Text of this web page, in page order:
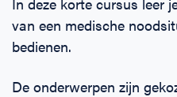
van een medische
bedienen.
De onderwerpen zijn